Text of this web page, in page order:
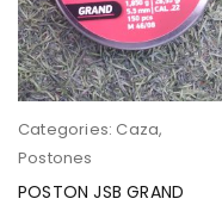
Categories: Caza,
Postones
POSTON JSB GRAND